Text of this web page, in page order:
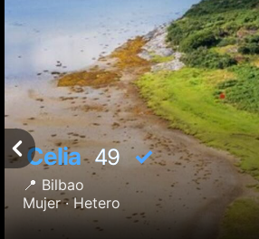
Celia 49 ✓
📍 Bilbao
Mujer ·Hetero